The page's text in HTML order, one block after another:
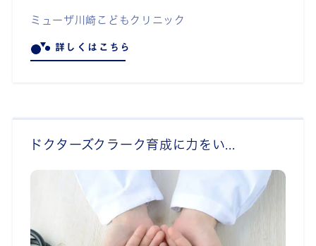
ミューザ川崎こどもクリニック
詳しくはこちら
ドクターズクラーク育成に力をい...